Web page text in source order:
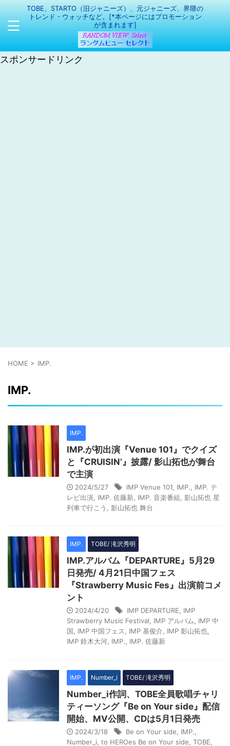
TOBE、STARTO（旧ジャニーズ）、元ジャニーズ、界隈の
トレンド・ウォッチなど。[*本ページにはプロモーション
が含まれます]
スポンサードリンク
HOME > IMP.
IMP.
IMP.
IMP.が初出演『Venue 101』でクイズ
と『CRUISIN’』披露/ 影山拓也が舞台
で主演
2024/5/27 IMP Venue 101 IMP.
IMP. テ
レビ出演 IMP. 佐藤新 IMP. 音楽番組
影山拓也 星
列車で行こう
影山拓也 舞台
IMP. TOBE/ 滝沢秀明
IMP.アルバム『DEPARTURE』5月29
日発売/ 4月21日中国フェス
『Strawberry Music Fes』出演前コメ
ント
2024/4/20 IMP DEPARTURE
IMP
Strawberry Music Festival
IMP アルバム
IMP 中
国
IMP 中国フェス IMP 基俊介 IMP 影山拓也
IMP 鈴木大河 IMP. IMP. 佐藤新
IMP. Number_i TOBE/ 滝沢秀明
Number_i作詞、TOBE全員歌唱チャリ
ティーソング『Be on Your side』配信
開始、MV公開、CDは5月1日発売
2024/3/18 Be on Your side IMP.
Number_i to HEROes Be on Your side TOBE